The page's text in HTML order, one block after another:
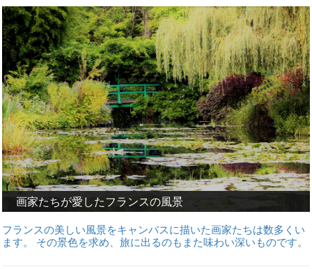
画家たちが愛したフランスの風景
フランスの美しい風景をキャンバスに描いた画家たちは数多くい
ます。 その景色を求め、旅に出るのもまた味わい深いものです。